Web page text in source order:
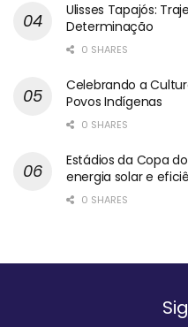
Ulisses Tapajós:
Determinação
0 SHARES
Celebrando a
Povos Indígenas
0 SHARES
Estádios da Copa
energia solar e
0 SHARES